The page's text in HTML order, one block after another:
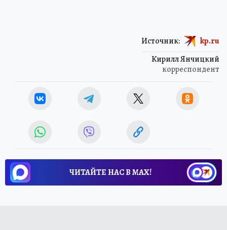
Кирилл Янчицкий
корреспондент
Источник: kp.ru
ЧИТАЙТЕ НАС В МАХ!